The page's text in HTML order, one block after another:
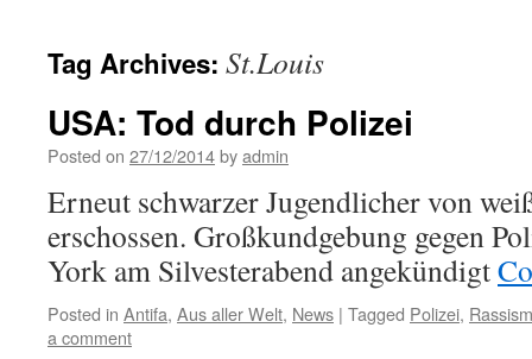
Tag Archives: St.Louis
USA: Tod durch Polizei
Posted on 27/12/2014byadmin
Erneut schwarzer Jugendlicher von
erschossen. Großkundgebung gegen
York am Silvesterabend angekündigt
Posted in Antifa, Aus aller Welt, News | Tagged Polizei,
a comment